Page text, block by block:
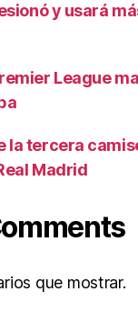
y usará
League
la tercera
Madrid
que mostrar.